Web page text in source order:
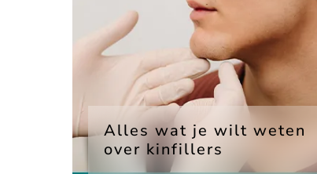
Alles wat je wilt weten
over kinfillers